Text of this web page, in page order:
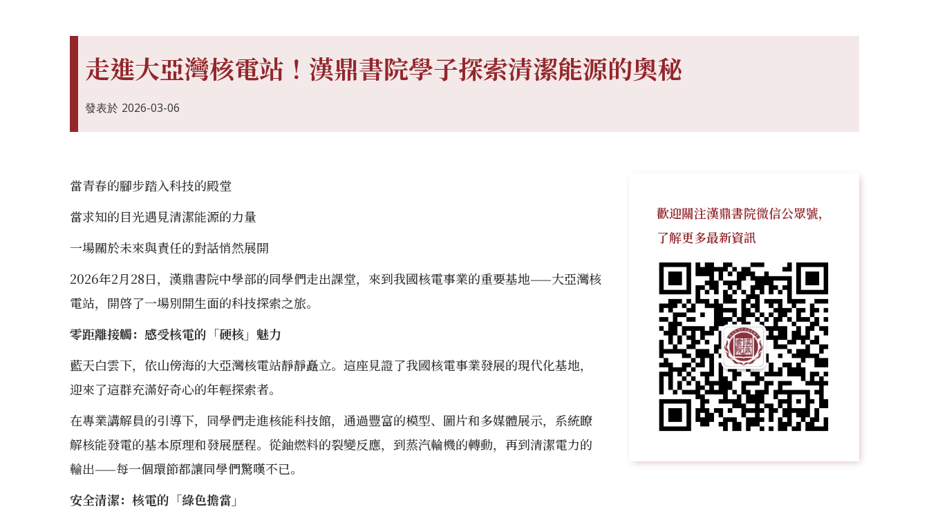
走進大亞灣核電站！漢鼎書院學子探索清潔能源的奧秘
發表於 2026-03-06
當青春的腳步踏入科技的殿堂
當求知的目光遇見清潔能源的力量
一場關於未來與責任的對話悄然展開
2026年2月28日，漢鼎書院中學部的同學們走出課堂，來到我國核電事業的重要基地——大亞灣核
電站，開啓了一場別開生面的科技探索之旅。
零距離接觸：感受核電的「硬核」魅力
藍天白雲下，依山傍海的大亞灣核電站靜靜矗立。這座見證了我國核電事業發展的現代化基地，
迎來了這群充滿好奇心的年輕探索者。
在專業講解員的引導下，同學們走進核能科技館，通過豐富的模型、圖片和多媒體展示，系統瞭
解核能發電的基本原理和發展歷程。從鈾燃料的裂變反應，到蒸汽輪機的轉動，再到清潔電力的
輸出——每一個環節都讓同學們驚嘆不已。
安全清潔：核電的「綠色擔當」
歡迎關注漢鼎書院微信公眾號，
了解更多最新資訊